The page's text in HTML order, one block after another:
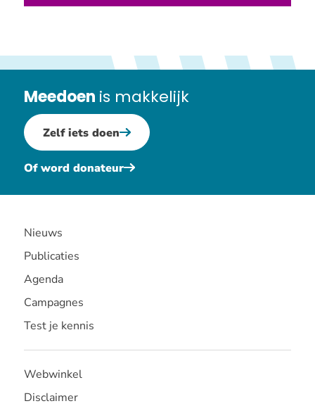
Meedoen is makkelijk
Zelf iets doen
Of word donateur
Nieuws
Publicaties
Agenda
Campagnes
Test je kennis
Webwinkel
Disclaimer